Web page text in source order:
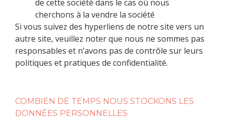
de cette société dans le cas où nous
cherchons à la vendre la société
Si vous suivez des hyperliens de notre site vers un
autre site, veuillez noter que nous ne sommes pas
responsables et n’avons pas de contrôle sur leurs
politiques et pratiques de confidentialité.
COMBIEN DE TEMPS NOUS STOCKONS LES
DONNÉES PERSONNELLES